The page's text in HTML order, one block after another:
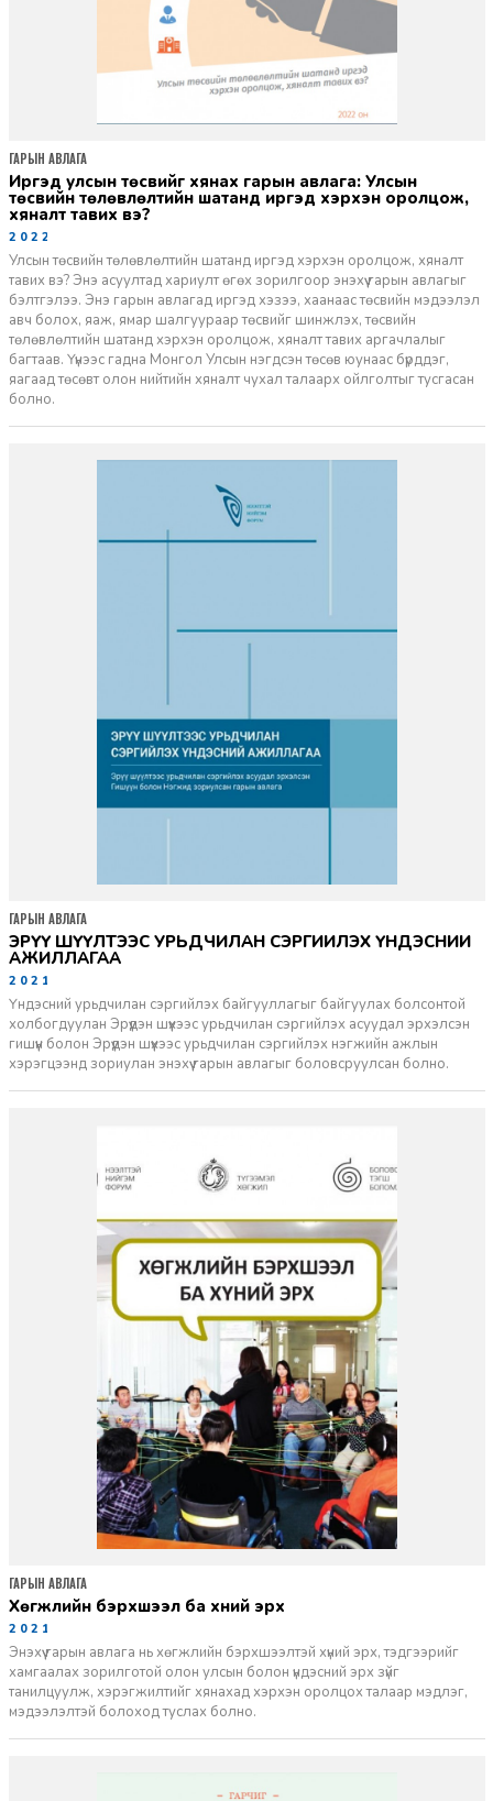
Иргэд улсын төсвийг хянах гарын авлага: Улсын
төсвийн төлөвлөлтийн шатанд иргэд хэрхэн оролцож,
хяналт тавих вэ?
2022-10-13
Улсын төсвийн төлөвлөлтийн шатанд иргэд хэрхэн оролцож, хяналт
тавих вэ? Энэ асуултад хариулт өгөх зорилгоор энэхүү гарын авлагыг
бэлтгэлээ. Энэ гарын авлагад иргэд хэзээ, хаанаас төсвийн мэдээлэл
авч болох, яаж, ямар шалгуураар төсвийг шинжлэх, төсвийн
төлөвлөлтийн шатанд хэрхэн оролцож, хяналт тавих аргачлалыг
багтаав. Үүнээс гадна Монгол Улсын нэгдсэн төсөв юунаас бүрддэг,
яагаад төсөвт олон нийтийн хяналт чухал талаарх ойлголтыг тусгасан
болно.
ГАРЫН АВЛАГА
ЭРҮҮ ШҮҮЛТЭЭС УРЬДЧИЛАН СЭРГИЙЛЭХ ҮНДЭСНИЙ
АЖИЛЛАГАА
2021-07-08
Үндэсний урьдчилан сэргийлэх байгууллагыг байгуулах болсонтой
холбогдуулан Эрүүдэн шүүхээс урьдчилан сэргийлэх асуудал эрхэлсэн
гишүүн болон Эрүүдэн шүүхээс урьдчилан сэргийлэх нэгжийн ажлын
хэрэгцээнд зориулан энэхүү гарын авлагыг боловсруулсан болно.
ГАРЫН АВЛАГА
Хөгжлийн бэрхшээл ба хүний эрх
2021-05-17
Энэхүү гарын авлага нь хөгжлийн бэрхшээлтэй хүний эрх, тэдгээрийг
хамгаалах зорилготой олон улсын болон үндэсний эрх зүйг
танилцуулж, хэрэгжилтийг хянахад хэрхэн оролцох талаар мэдлэг,
мэдээлэлтэй болоход туслах болно.
ГАРЫН АВЛАГА